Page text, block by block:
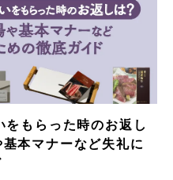
もらった時のお返し
本マナーなど失礼に